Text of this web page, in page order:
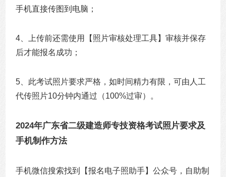
手机直接传图到电脑；
4、上传前还需使用【照片审核处理工具】审核并保存
后才能报名成功；
5、此考试照片要求严格，如时间精力有限，可由人工
代传照片10分钟内通过（100%过审）。
2024年广东省二级建造师专技资格考试照片要求及
手机制作方法
手机微信搜索找到【报名电子照助手】公众号，自助制